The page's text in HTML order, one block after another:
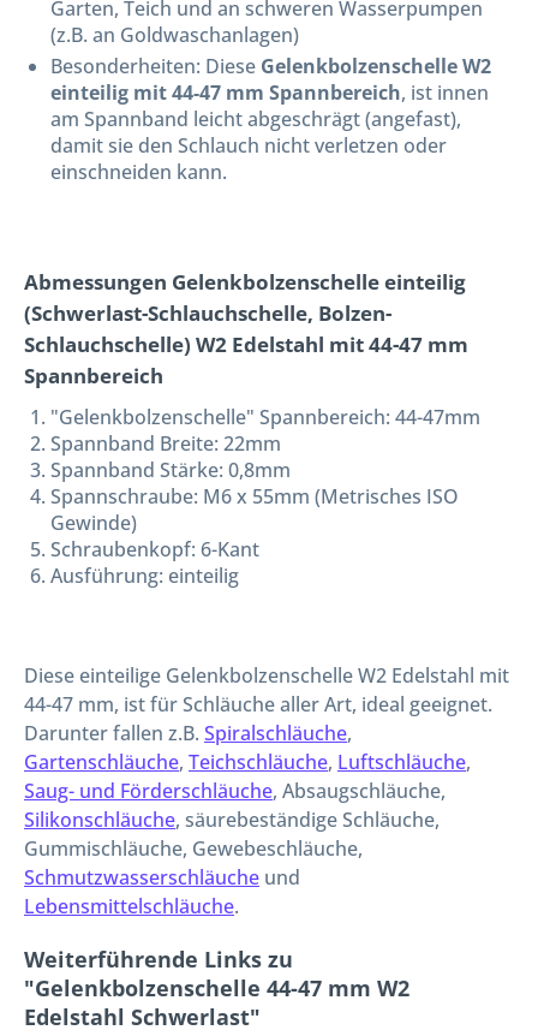
Garten, Teich und an schweren Wasserpumpen
(z.B. an Goldwaschanlagen)
Besonderheiten: Diese Gelenkbolzenschelle W2
einteilig mit 44-47 mm Spannbereich, ist innen
am Spannband leicht abgeschrägt (angefast),
damit sie den Schlauch nicht verletzen oder
einschneiden kann.
Abmessungen Gelenkbolzenschelle einteilig
(Schwerlast-Schlauchschelle, Bolzen-
Schlauchschelle) W2 Edelstahl mit 44-47 mm
Spannbereich
"Gelenkbolzenschelle" Spannbereich: 44-47mm
Spannband Breite: 22mm
Spannband Stärke: 0,8mm
Spannschraube: M6 x 55mm (Metrisches ISO
Gewinde)
Schraubenkopf: 6-Kant
Ausführung: einteilig
Diese einteilige Gelenkbolzenschelle W2 Edelstahl mit
44-47 mm, ist für Schläuche aller Art, ideal geeignet.
Darunter fallen z.B. Spiralschläuche,
Gartenschläuche, Teichschläuche, Luftschläuche,
Saug- und Förderschläuche, Absaugschläuche,
Silikonschläuche, säurebeständige Schläuche,
Gummischläuche, Gewebeschläuche,
Schmutzwasserschläuche und
Lebensmittelschläuche.
Weiterführende Links zu
"Gelenkbolzenschelle 44-47 mm W2
Edelstahl Schwerlast"